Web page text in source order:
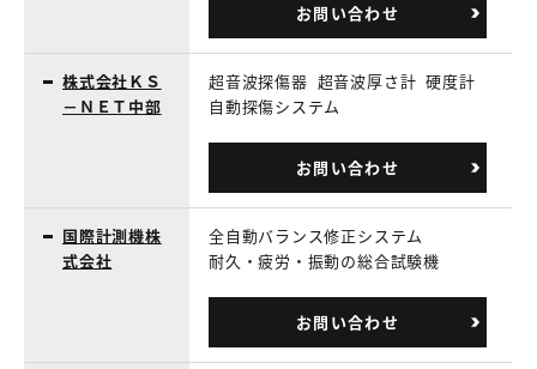
お問い合わせ
株式会社ＫＳ
－ＮＥＴ中部
超音波探傷器 超音波厚さ計 硬度計
自動探傷システム
お問い合わせ
国際計測機株
式会社
全自動バランス修正システム
耐久・疲労・振動の総合試験機
お問い合わせ